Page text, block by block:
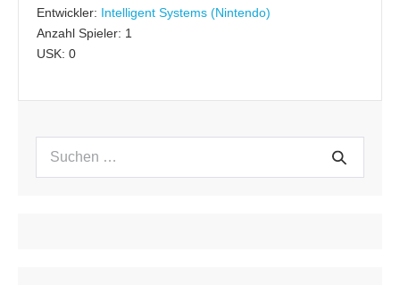
Entwickler: Intelligent Systems (Nintendo)
Anzahl Spieler: 1
USK: 0
Suchen
Suche